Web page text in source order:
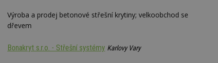
Výroba a prodej betonové střešní krytiny; velkoobchod se
dřevem
Bonakryt s.r.o. - Střešní systémy Karlovy Vary